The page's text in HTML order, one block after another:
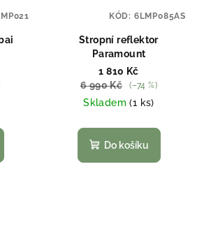
Stropní reflektor
Paramount
1 810 Kč
6 990 Kč
(–74 %)
Skladem(1 ks)
Do košíku
KÓD: 6LMP085AS